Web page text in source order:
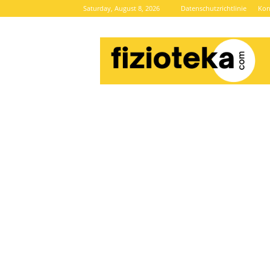
Saturday, August 8, 2026 Datenschutzrichtlinie
Brze
vijesti